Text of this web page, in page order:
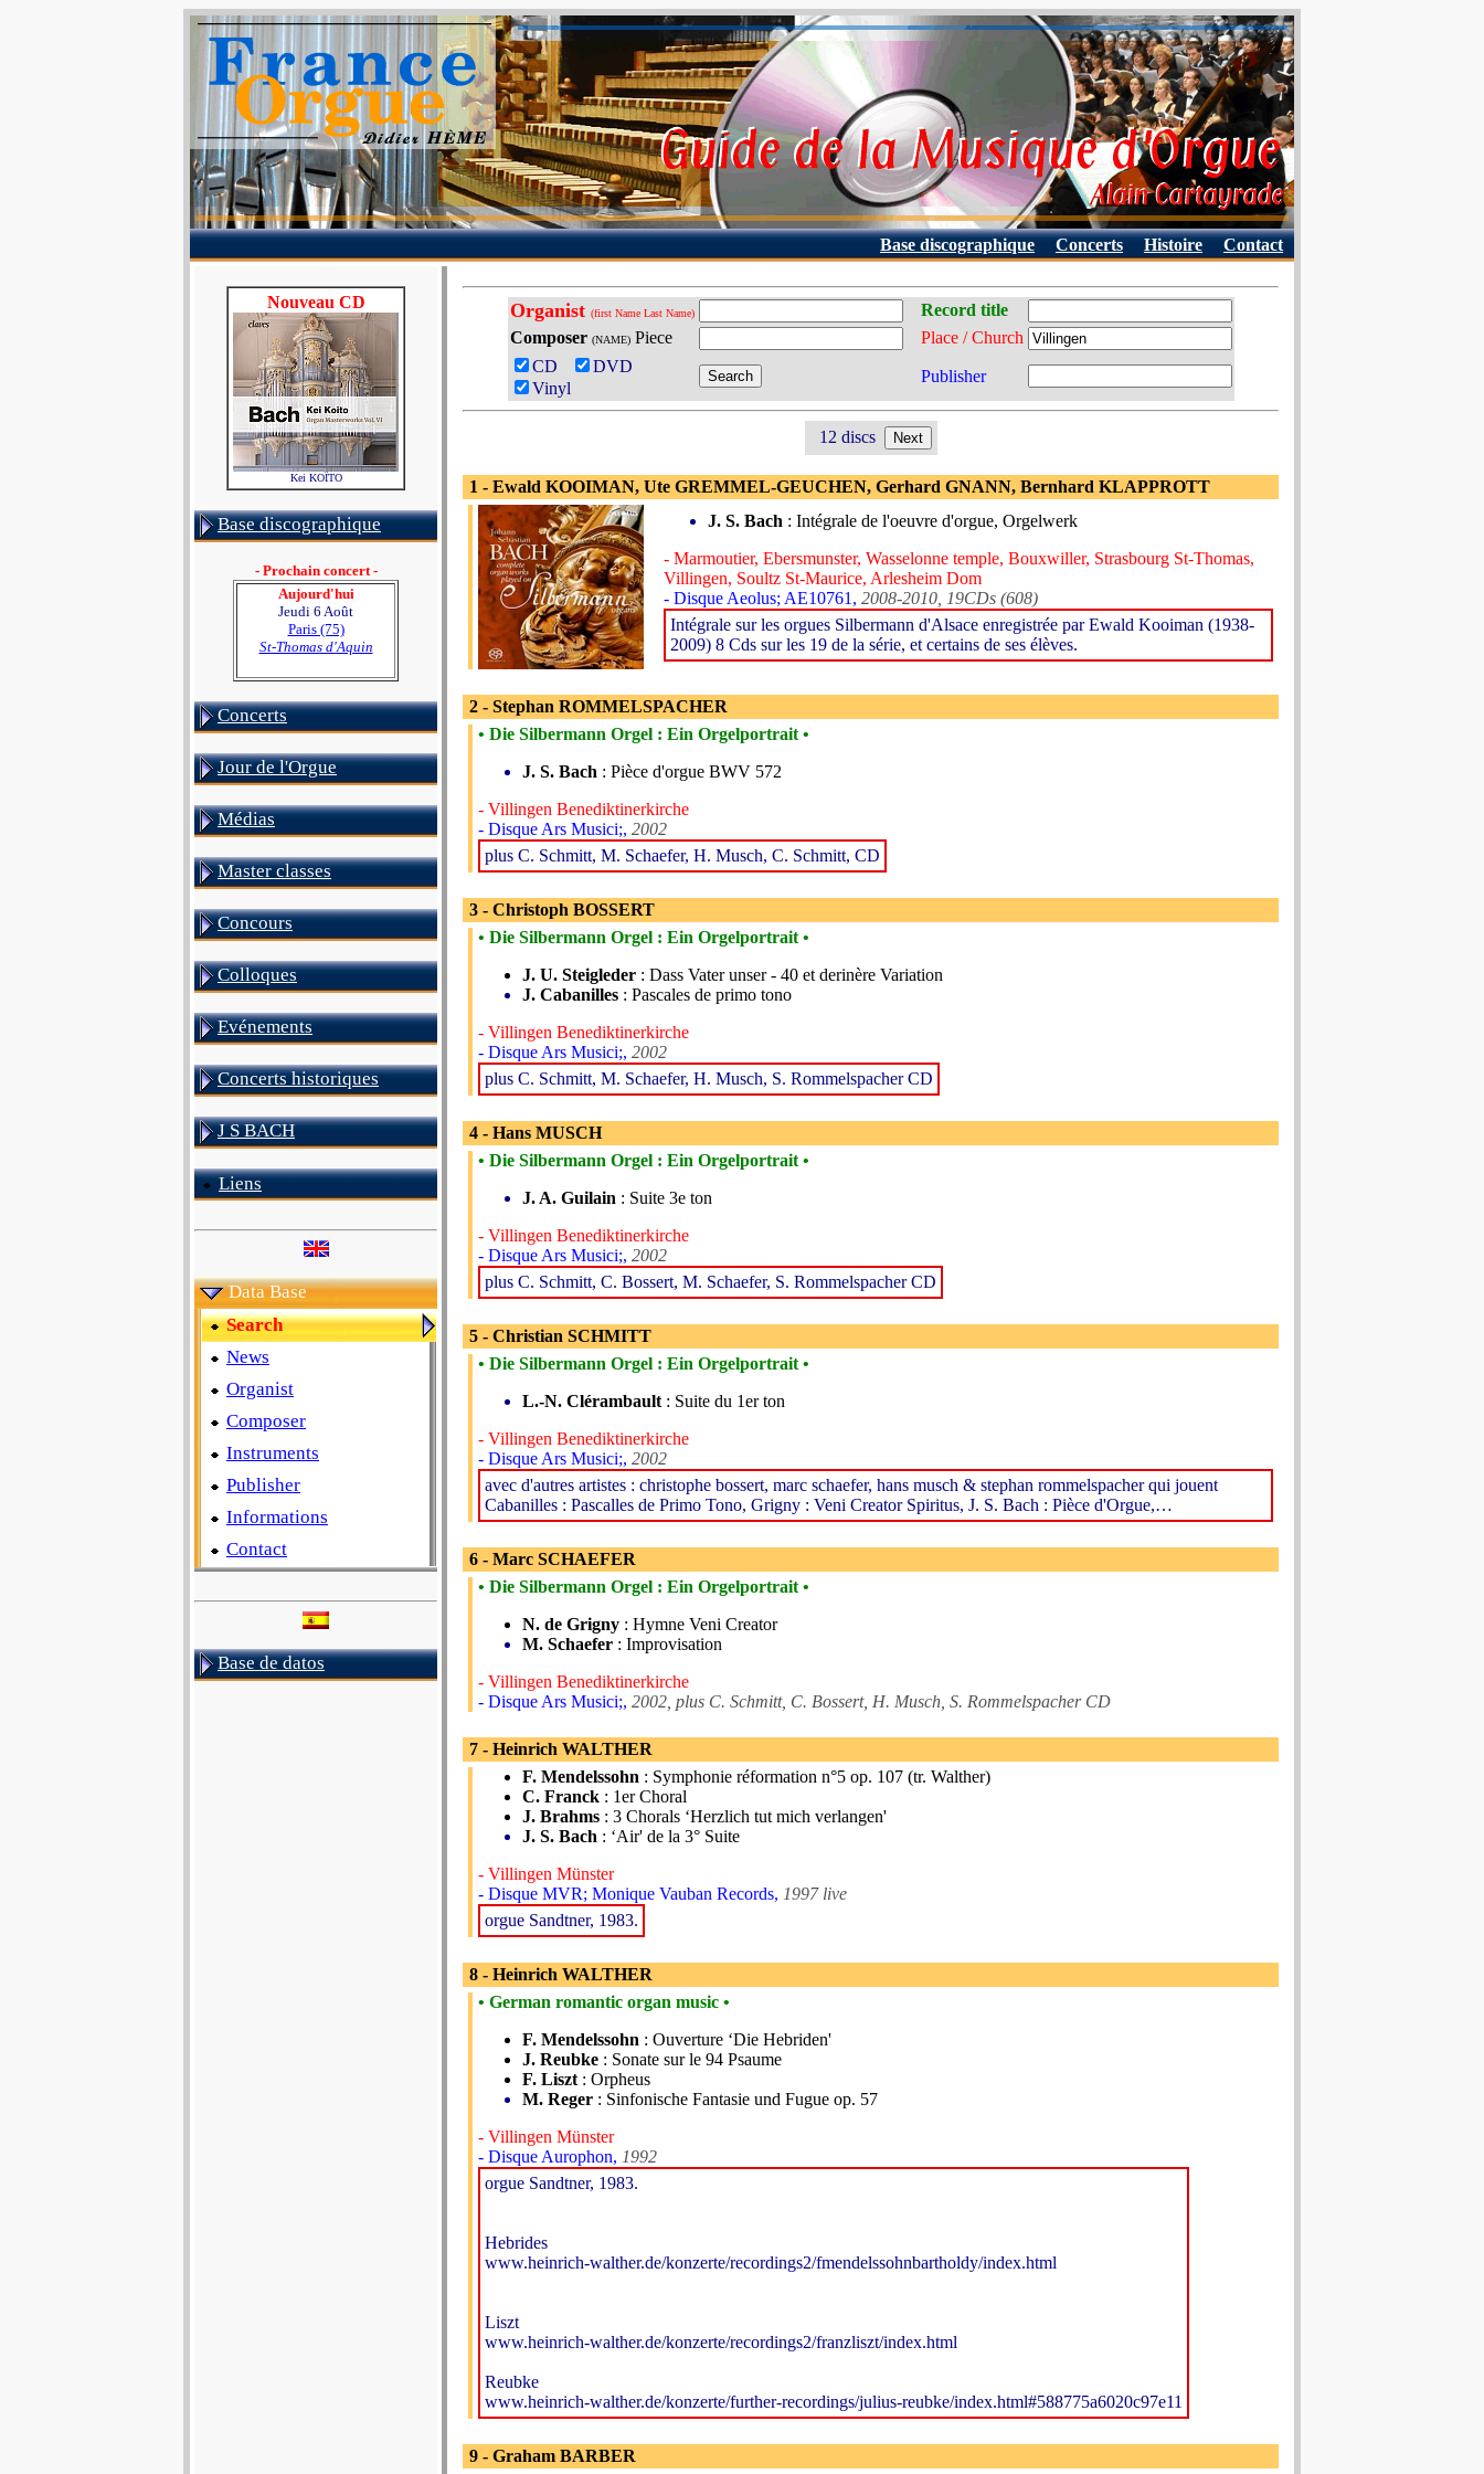
Base discographique Concerts Histoire Contact
Nouveau CD
Kei KOÏTO
Base discographique
- Prochain concert -
Aujourd'hui
Jeudi 6 Août
Paris (75)
St-Thomas d'Aquin
Concerts
Jour de l'Orgue
Médias
Master classes
Concours
Colloques
Evénements
Concerts historiques
J S BACH
Liens
Data Base
Search
News
Organist
Composer
Instruments
Publisher
Informations
Contact
Base de datos
Organist (first Name Last Name)
Record title
Composer (NAME)Piece
Place / Church
CD
DVD
Vinyl
Publisher
12 discs
1 - Ewald KOOIMAN, Ute GREMMEL-GEUCHEN, Gerhard GNANN, Bernhard KLAPPROTT
J. S. Bach : Intégrale de l'oeuvre d'orgue, Orgelwerk
- Marmoutier, Ebersmunster, Wasselonne temple, Bouxwiller, Strasbourg St-Thomas,
Villingen, Soultz St-Maurice, Arlesheim Dom
- Disque Aeolus; AE10761, 2008-2010, 19CDs (608)
Intégrale sur les orgues Silbermann d'Alsace enregistrée par Ewald Kooiman (1938-
2009) 8 Cds sur les 19 de la série, et certains de ses élèves.
2 - Stephan ROMMELSPACHER
• Die Silbermann Orgel : Ein Orgelportrait •
J. S. Bach : Pièce d'orgue BWV 572
- Villingen Benediktinerkirche
- Disque Ars Musici;, 2002
plus C. Schmitt, M. Schaefer, H. Musch, C. Schmitt, CD
3 - Christoph BOSSERT
• Die Silbermann Orgel : Ein Orgelportrait •
J. U. Steigleder : Dass Vater unser - 40 et derinère Variation
J. Cabanilles : Pascales de primo tono
- Villingen Benediktinerkirche
- Disque Ars Musici;, 2002
plus C. Schmitt, M. Schaefer, H. Musch, S. Rommelspacher CD
4 - Hans MUSCH
• Die Silbermann Orgel : Ein Orgelportrait •
J. A. Guilain : Suite 3e ton
- Villingen Benediktinerkirche
- Disque Ars Musici;, 2002
plus C. Schmitt, C. Bossert, M. Schaefer, S. Rommelspacher CD
5 - Christian SCHMITT
• Die Silbermann Orgel : Ein Orgelportrait •
L.-N. Clérambault : Suite du 1er ton
- Villingen Benediktinerkirche
- Disque Ars Musici;, 2002
avec d'autres artistes : christophe bossert, marc schaefer, hans musch & stephan rommelspacher qui jouent
Cabanilles : Pascalles de Primo Tono, Grigny : Veni Creator Spiritus, J. S. Bach : Pièce d'Orgue,…
6 - Marc SCHAEFER
• Die Silbermann Orgel : Ein Orgelportrait •
N. de Grigny : Hymne Veni Creator
M. Schaefer : Improvisation
- Villingen Benediktinerkirche
- Disque Ars Musici;, 2002, plus C. Schmitt, C. Bossert, H. Musch, S. Rommelspacher CD
7 - Heinrich WALTHER
F. Mendelssohn : Symphonie réformation n°5 op. 107 (tr. Walther)
C. Franck : 1er Choral
J. Brahms : 3 Chorals ‘Herzlich tut mich verlangen'
J. S. Bach : ‘Air' de la 3° Suite
- Villingen Münster
- Disque MVR; Monique Vauban Records, 1997 live
orgue Sandtner, 1983.
8 - Heinrich WALTHER
• German romantic organ music •
F. Mendelssohn : Ouverture ‘Die Hebriden'
J. Reubke : Sonate sur le 94 Psaume
F. Liszt : Orpheus
M. Reger : Sinfonische Fantasie und Fugue op. 57
- Villingen Münster
- Disque Aurophon, 1992
orgue Sandtner, 1983.
Hebrides
www.heinrich-walther.de/konzerte/recordings2/fmendelssohnbartholdy/index.html
Liszt
www.heinrich-walther.de/konzerte/recordings2/franzliszt/index.html
Reubke
www.heinrich-walther.de/konzerte/further-recordings/julius-reubke/index.html#588775a6020c97e11
9 - Graham BARBER